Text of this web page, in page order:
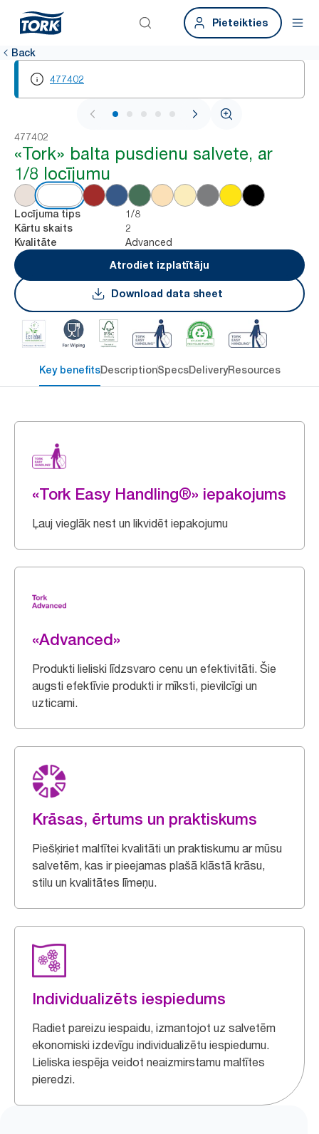
Pieteikties
Back
477402
1 / 6
477402
«Tork» balta pusdienu salvete, ar
1/8 locījumu
Locījuma tips 1/8
Kārtu skaits 2
Kvalitāte
Advanced
Atrodiet izplatītāju
Download data sheet
Key benefitsDescriptionSpecsDeliveryResources
«Tork Easy Handling®» iepakojums
Ļauj vieglāk nest un likvidēt iepakojumu
«Advanced»
Produkti lieliski līdzsvaro cenu un efektivitāti. Šie
augsti efektīvie produkti ir mīksti, pievilcīgi un
uzticami.
Krāsas, ērtums un praktiskums
Piešķiriet maltītei kvalitāti un praktiskumu ar mūsu
salvetēm, kas ir pieejamas plašā klāstā krāsu,
stilu un kvalitātes līmeņu.
Individualizēts iespiedums
Radiet pareizu iespaidu, izmantojot uz salvetēm
ekonomiski izdevīgu individualizētu iespiedumu.
Lieliska iespēja veidot neaizmirstamu maltītes
pieredzi.